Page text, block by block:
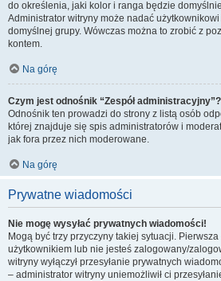
do określenia, jaki kolor i ranga będzie
Administrator witryny może nadać
domyślnej grupy. Wówczas można to zrobić z
kontem.
Na górę
Czym jest odnośnik “Zespół administracyjny”?
Odnośnik ten prowadzi do strony z listą osób
której znajduje się spis administratorów i
jak fora przez nich moderowane.
Na górę
Prywatne wiadomości
Nie mogę wysyłać prywatnych wiadomości!
Mogą być trzy przyczyny takiej sytuacji.
użytkownikiem lub nie jesteś zalogowany/
witryny wyłączył przesyłanie prywatnych
– administrator witryny uniemożliwił ci